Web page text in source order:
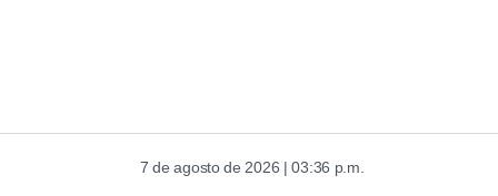
7 de agosto de 2026 | 03:36 p.m.